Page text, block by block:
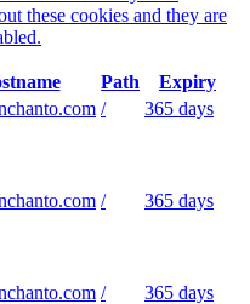
these cookies and they are
Path
Expiry
/ 365 days
/ 365 days
/ 365 days